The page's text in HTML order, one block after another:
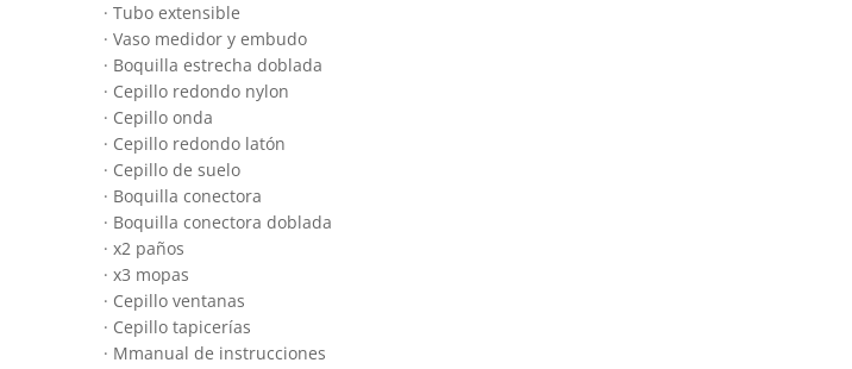
· Tubo extensible
· Vaso medidor y embudo
· Boquilla estrecha doblada
· Cepillo redondo nylon
· Cepillo onda
· Cepillo redondo latón
· Cepillo de suelo
· Boquilla conectora
· Boquilla conectora doblada
· x2 paños
· x3 mopas
· Cepillo ventanas
· Cepillo tapicerías
· Mmanual de instrucciones